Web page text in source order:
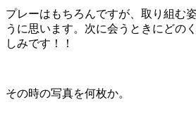
プレーはもちろんですが、取り組む
うに思います。次に会うときにどの
しみです！！
その時の写真を何枚か。